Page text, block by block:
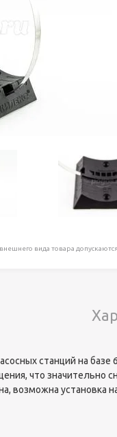
на
и
отдыха
вида товара
станций на
что значительно
возможна установка